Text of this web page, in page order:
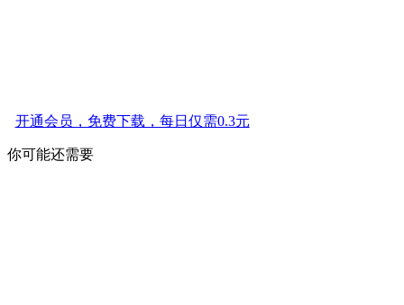
开通会员，免费下载，每日仅需0.3元
你可能还需要